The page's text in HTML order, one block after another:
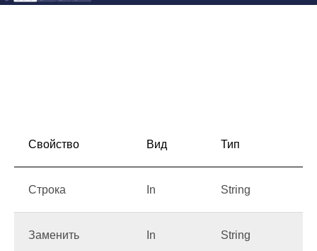
Свойство Вид Тип
Строка In String
Заменить In String